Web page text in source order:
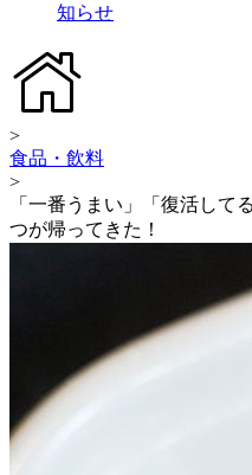
知らせ
>
食品・飲料
>
「一番うまい」「復活して
つが帰ってきた！